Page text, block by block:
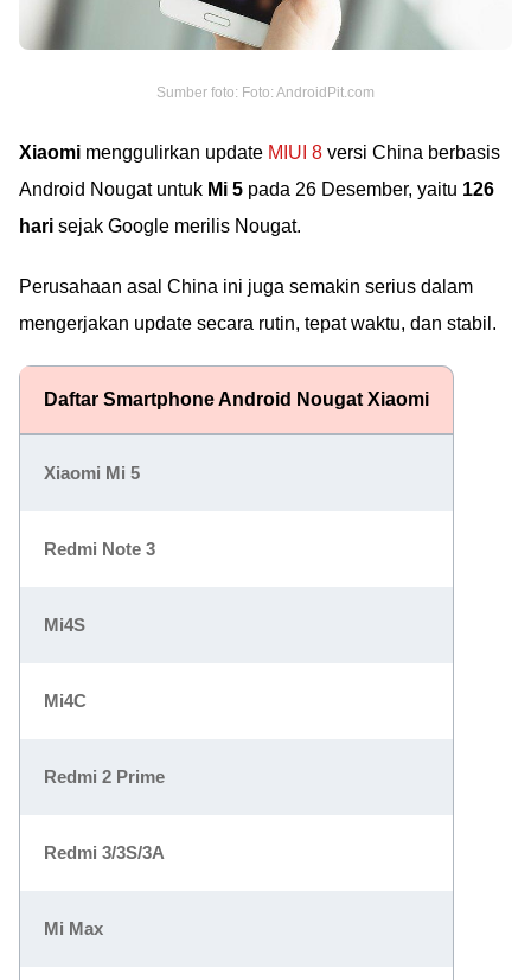
Sumber foto: Foto: AndroidPit.com
Xiaomi menggulirkan update MIUI 8 versi China berbasis
Android Nougat untuk Mi 5 pada 26 Desember, yaitu 126
hari sejak Google merilis Nougat.
Perusahaan asal China ini juga semakin serius dalam
mengerjakan update secara rutin, tepat waktu, dan stabil.
Daftar Smartphone Android Nougat Xiaomi
Xiaomi Mi 5
Redmi Note 3
Mi4S
Mi4C
Redmi 2 Prime
Redmi 3/3S/3A
Mi Max